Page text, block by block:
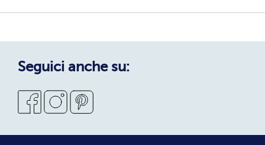
Condizioni Generali di Vendita
Codice Etico
Segnalazioni Whistleblowing
Seguici anche su: